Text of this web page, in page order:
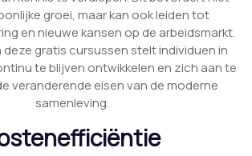
groei, maar kan ook leiden tot
en nieuwe kansen op de arbeidsmarkt.
deze gratis cursussen stelt individuen in
te blijven ontwikkelen en zich aan te
veranderende eisen van de moderne
samenleving.